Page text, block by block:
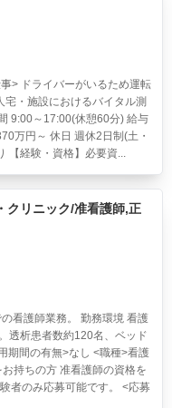
> ドライバーがいるため運転
・施設におけるバイタル測
9:00～17:00(休憩60分) 給与
万円～ 休日 週休2日制(土・
【経験・資格】必要資...
クリニック/准看護師,正
看護師業務。 勤務環境 看護
透析患者数約120名、ベッド
期間の有無>なし <職種>看護
持ちの方 准看護師の資格を
者のみ応募可能です。 <応募